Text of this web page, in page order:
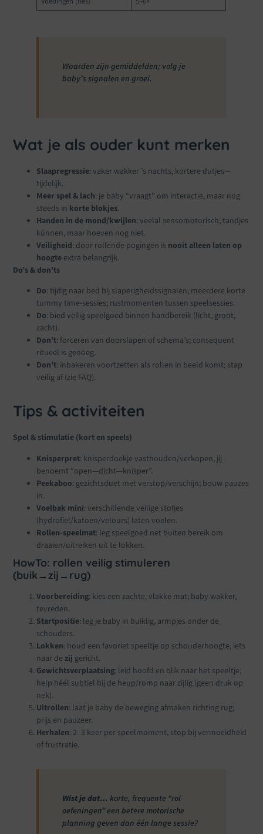
Waarden zijn gemiddelden; volg je
baby’s signalen en groei.
Wat je als ouder kunt merken
Slaapregressie: vaker wakker ’s nachts, kortere dutjes—
tijdelijk.
Meer spel & lach: je baby “vraagt” om interactie, maar nog
steeds in korte blokjes.
Handen in de mond/kwijlen: veelal sensomotorisch; tandjes
kúnnen, maar hoeven nog niet.
Veiligheid: door rollende pogingen is nooit alleen laten op
hoogte extra belangrijk.
Do’s & don’ts
Do: tijdig naar bed bij slaperigheidssignalen; meerdere korte
tummy time-sessies; rustmomenten tussen speelsessies.
Do: bied veilig speelgoed binnen handbereik (licht, groot,
zacht).
Don’t: forceren van doorslapen of schema’s; consequent
ritueel is genoeg.
Don’t: inbakeren voortzetten als rollen in beeld komt; stap
veilig af (zie FAQ).
Tips & activiteiten
Spel & stimulatie (kort en speels)
Knisperpret: knisperdoekje vasthouden/verkopen, jij
benoemt “open—dicht—knisper”.
Peekaboo: gezichtsduet met verstop/verschijn; bouw pauzes
in.
Voelbak mini: verschillende veilige stofjes
(hydrofiel/katoen/velours) laten voelen.
Rollen-speelmat: leg speelgoed net buiten bereik om
draaien/uitreiken uit te lokken.
HowTo: rollen veilig stimuleren
(buik→zij→rug)
Voorbereiding: kies een zachte, vlakke mat; baby wakker,
tevreden.
Startpositie: leg je baby in buiklig, armpjes onder de
schouders.
Lokken: houd een favoriet speeltje op schouderhoogte, iets
naar de zij gericht.
Gewichtsverplaatsing: leid hoofd en blik naar het speeltje;
help héél subtiel bij de heup/romp naar zijlig (geen druk op
nek).
Uitrollen: laat je baby de beweging afmaken richting rug;
prijs en pauzeer.
Herhalen: 2–3 keer per speelmoment, stop bij vermoeidheid
of frustratie.
Wist je dat… korte, frequente “rol-
oefeningen” een betere motorische
planning geven dan één lange sessie?